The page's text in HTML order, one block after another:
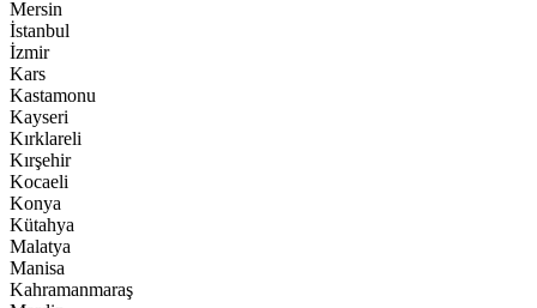
Mersin
İstanbul
İzmir
Kars
Kastamonu
Kayseri
Kırklareli
Kırşehir
Kocaeli
Konya
Kütahya
Malatya
Manisa
Kahramanmaraş